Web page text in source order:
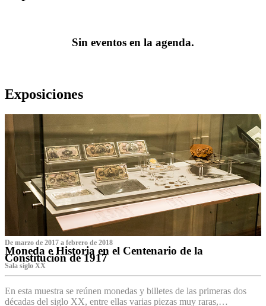
Sin eventos en la agenda.
Exposiciones
De marzo de 2017 a febrero de 2018
Moneda e Historia en el Centenario de la
Constitución de 1917
Sala siglo XX
En esta muestra se reúnen monedas y billetes de las primeras dos
décadas del siglo XX, entre ellas varias piezas muy raras,…